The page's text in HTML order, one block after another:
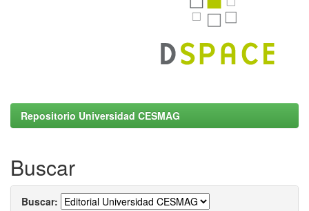
Repositorio Universidad CESMAG
Buscar
Buscar: